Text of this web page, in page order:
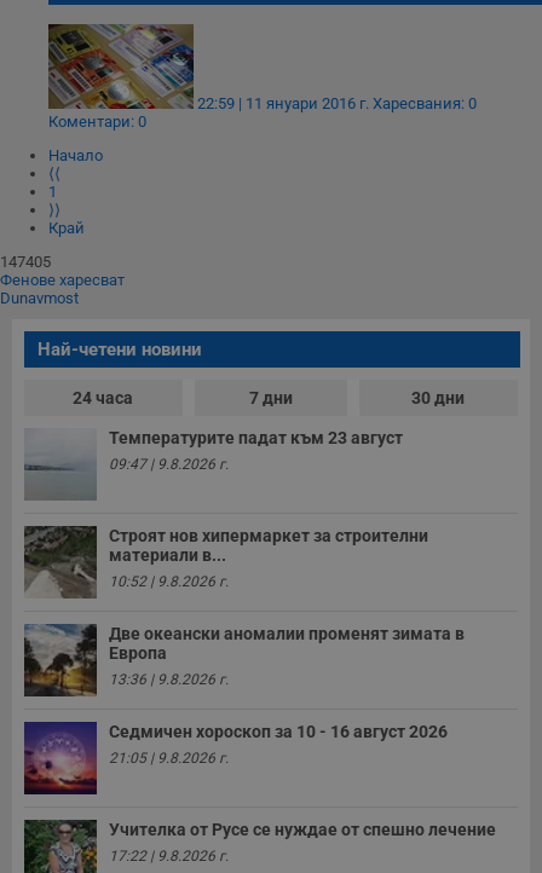
22:59 | 11 януари 2016 г. Харесвания: 0
Коментари: 0
Начало
⟨⟨
1
⟩⟩
Край
147405
Фенове харесват
Dunavmost
Най-четени новини
24 часа 7 дни 30 дни
Температурите падат към 23 август
09:47 | 9.8.2026 г.
Строят нов хипермаркет за строителни
материали в...
10:52 | 9.8.2026 г.
Две океански аномалии променят зимата в
Европа
13:36 | 9.8.2026 г.
Седмичен хороскоп за 10 - 16 август 2026
21:05 | 9.8.2026 г.
Учителка от Русе се нуждае от спешно лечение
17:22 | 9.8.2026 г.